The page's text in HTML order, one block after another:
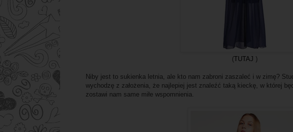
(TUTAJ )
Niby jest to sukienka letnia, ale kto nam zabroni zaszaleć i w zimę?
wychodzę z założenia, że najlepiej jest znaleźć taką kieckę, w której
zostawi nam same miłe wspomnienia.